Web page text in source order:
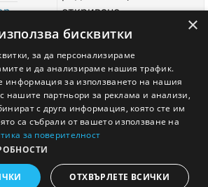
откриване
откривател на радиоехо
радиофициран
значение или преводтук
Български речник © Ezikov.com
Контакти Панел
×
бисквитки
за да персонализираме
и да анализираме нашия трафик.
информация за използването на нашия
нашите партньори за реклама и анализи,
с друга информация, която сте им
са събрали от вашето използване на
за поверителност
ОТХВЪРЛЕТЕ ВСИЧКИ